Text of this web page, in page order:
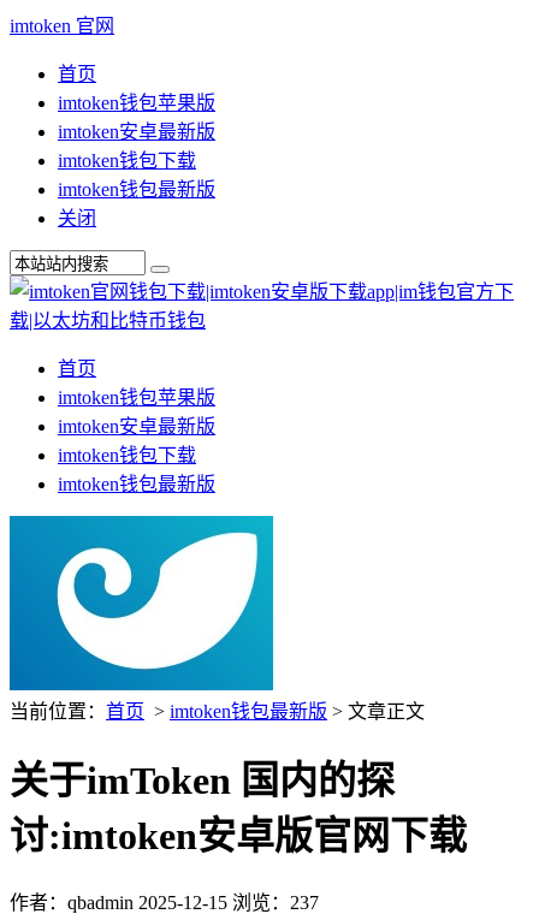
imtoken 官网
首页
imtoken钱包苹果版
imtoken安卓最新版
imtoken钱包下载
imtoken钱包最新版
关闭
首页
imtoken钱包苹果版
imtoken安卓最新版
imtoken钱包下载
imtoken钱包最新版
当前位置： 首页 > imtoken钱包最新版 > 文章正文
关于imToken 国内的探
讨:imtoken安卓版官网下载
作者：qbadmin 2025-12-15 浏览：237